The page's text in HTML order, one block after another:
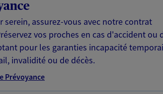
serein, assurez-vous avec notre contrat
vos proches en cas d'accident ou
pour les garanties incapacité
invalidité ou de décès.
Prévoyance